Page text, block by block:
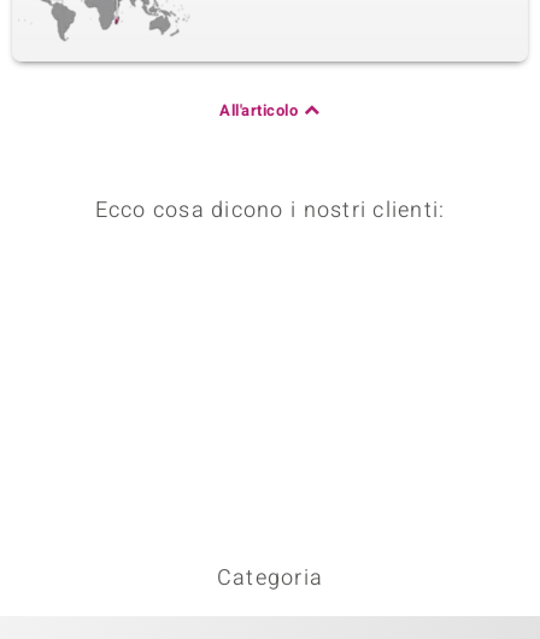
All'articolo
Ecco cosa dicono i nostri clienti:
Categoria